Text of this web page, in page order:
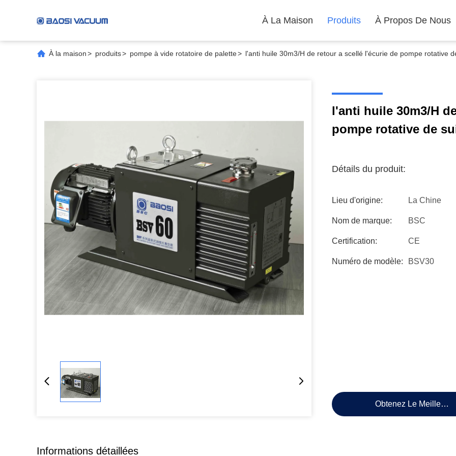
À La Maison Produits À Propos De Nous
À la maison> produits> pompe à vide rotatoire de palette> l'anti huile 30m3/H de retour a scellé l'écurie de pompe rotative
l'anti huile 30m3/H
pompe rotative de
Détails du produit:
Lieu d'origine: La Chine
Nom de marque: BSC
Certification: CE
Numéro de modèle: BSV30
Obtenez Le Meilleur
Informations détaillées